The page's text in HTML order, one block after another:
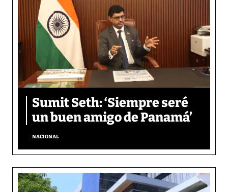
Sumit Seth: ‘Siempre seré
un buen amigo de Panamá’
NACIONAL